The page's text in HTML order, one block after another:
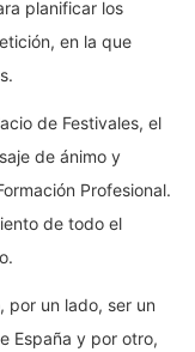
planificar los
en la que
de Festivales, el
de ánimo y
Profesional.
de todo el
por un lado, ser un
España y por otro,